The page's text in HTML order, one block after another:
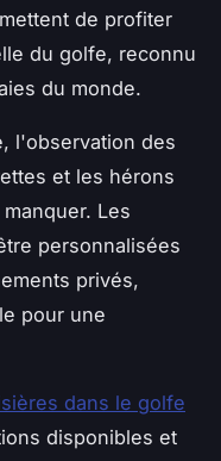
de profiter
du golfe, reconnu
du monde.
l'observation des
et les hérons
Les
personnalisées
privés,
pour une
dans le golfe
disponibles et